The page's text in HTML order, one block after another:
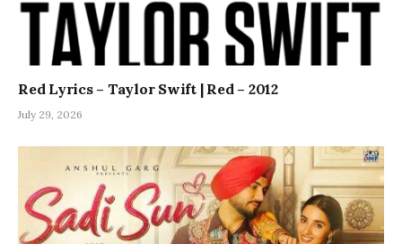
Red Lyrics – Taylor Swift | Red – 2012
July 29, 2026